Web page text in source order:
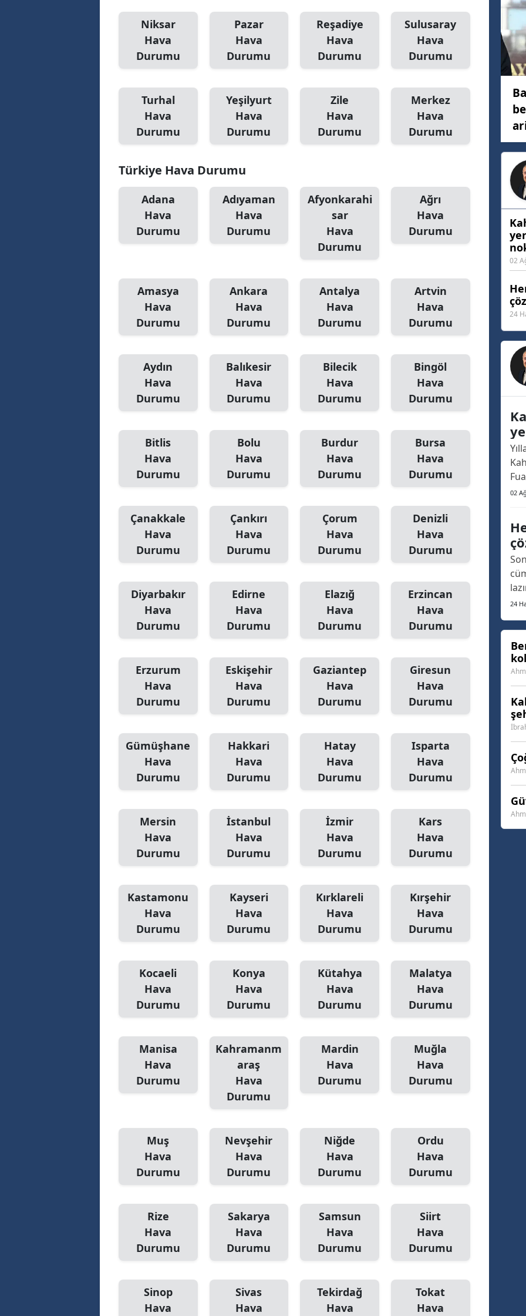
Mersin
Kars
Kayseri
Kırşehir
Kütahya
Malatya
Kahramanmaraş
Mardin
Muş
Ordu
Samsun
Tekirdağ
Tokat
Tunceli
Şanlıurfa
Yozgat
Aksaray
Bayburt
Kırıkkale
Şırnak
Bartın
Yalova
Düzce
Niksar
Hava
Durumu
Pazar
Hava
Durumu
Reşadiye
Hava
Durumu
Sulusaray
Hava
Durumu
Turhal
Hava
Durumu
Yeşilyurt
Hava
Durumu
Zile
Hava
Durumu
Merkez
Hava
Durumu
Türkiye Hava Durumu
Adana
Hava
Durumu
Adıyaman
Hava
Durumu
Afyonkarahi
sar
Hava
Durumu
Ağrı
Hava
Durumu
Amasya
Hava
Durumu
Ankara
Hava
Durumu
Antalya
Hava
Durumu
Artvin
Hava
Durumu
Aydın
Hava
Durumu
Balıkesir
Hava
Durumu
Bilecik
Hava
Durumu
Bingöl
Hava
Durumu
Bitlis
Hava
Durumu
Bolu
Hava
Durumu
Burdur
Hava
Durumu
Bursa
Hava
Durumu
Çanakkale
Hava
Durumu
Çankırı
Hava
Durumu
Çorum
Hava
Durumu
Denizli
Hava
Durumu
Diyarbakır
Hava
Durumu
Edirne
Hava
Durumu
Elazığ
Hava
Durumu
Erzincan
Hava
Durumu
Erzurum
Hava
Durumu
Eskişehir
Hava
Durumu
Gaziantep
Hava
Durumu
Giresun
Hava
Durumu
Gümüşhane
Hava
Durumu
Hakkari
Hava
Durumu
Hatay
Hava
Durumu
Isparta
Hava
Durumu
Mersin
Hava
Durumu
İstanbul
Hava
Durumu
İzmir
Hava
Durumu
Kars
Hava
Durumu
Kastamonu
Hava
Durumu
Kayseri
Hava
Durumu
Kırklareli
Hava
Durumu
Kırşehir
Hava
Durumu
Kocaeli
Hava
Durumu
Konya
Hava
Durumu
Kütahya
Hava
Durumu
Malatya
Hava
Durumu
Manisa
Hava
Durumu
Kahramanm
araş
Hava
Durumu
Mardin
Hava
Durumu
Muğla
Hava
Durumu
Muş
Hava
Durumu
Nevşehir
Hava
Durumu
Niğde
Hava
Durumu
Ordu
Hava
Durumu
Rize
Hava
Durumu
Sakarya
Hava
Durumu
Samsun
Hava
Durumu
Siirt
Hava
Durumu
Sinop
Hava
Sivas
Hava
Tekirdağ
Hava
Tokat
Hava
02
24
02
24